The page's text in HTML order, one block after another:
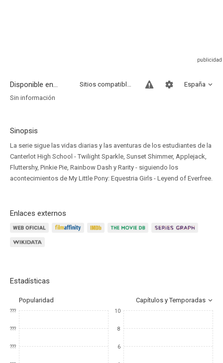
Disponible en... España
Sitios compatibles
Sin información
Sinopsis
La serie sigue las vidas diarias y las aventuras de los estudiantes de la
Canterlot High School - Twilight Sparkle, Sunset Shimmer, Applejack,
Fluttershy, Pinkie Pie, Rainbow Dash y Rarity - siguiendo los
acontecimientos de My Little Pony: Equestria Girls - Leyend of Everfree.
Enlaces externos
Estadísticas
Popularidad Capítulos y Temporadas
???
???
???
10
8
6